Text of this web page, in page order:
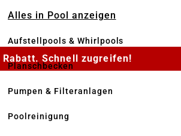
Alles in Pool anzeigen
Aufstellpools & Whirlpools
Planschbecken
Pumpen & Filteranlagen
Poolreinigung
Rabatt. Schnell zugreifen!